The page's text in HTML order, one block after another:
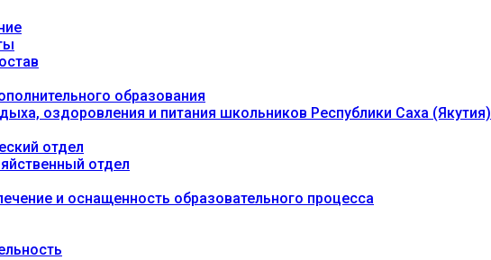
образования
оздоровления и питания школьников Республики Саха (Якутия)
отдел
отдел
и оснащенность образовательного процесса